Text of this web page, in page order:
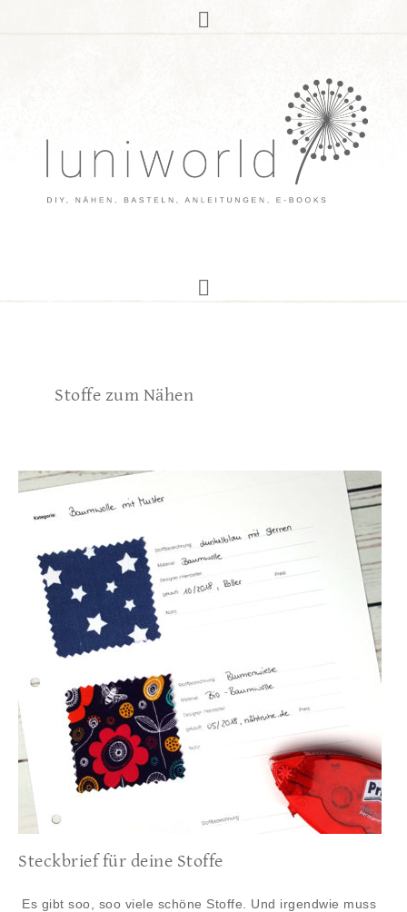
Stoffe zum Nähen
Steckbrief für deine Stoffe
Es gibt soo, soo viele schöne Stoffe. Und irgendwie muss